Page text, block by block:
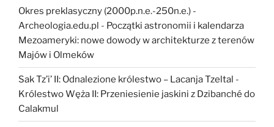
Okres preklasyczny (2000p.n.e.-250n.e.) -
Archeologia.edu.pl - Początki astronomii i kalendarza
Mezoameryki: nowe dowody w architekturze z terenów
Majów i Olmeków
Sak Tz’i’ II: Odnalezione królestwo – Lacanja Tzeltal -
Królestwo Węża II: Przeniesienie jaskini z Dzibanché do
Calakmul